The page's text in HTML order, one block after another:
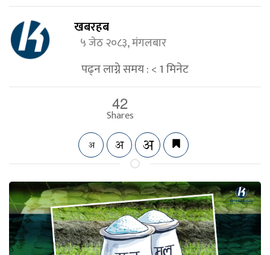
खबरहब
५ जेठ २०८३, मंगलबार
पढ्न लाग्ने समय :< 1मिनेट
42
Shares